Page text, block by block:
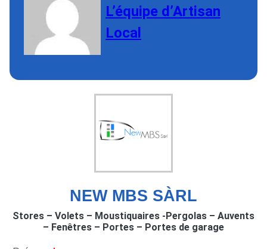
L’équipe d’Artisan
Local
NEW MBS SÀRL
Stores – Volets – Moustiquaires -Pergolas – Auvents
– Fenêtres – Portes – Portes de garage